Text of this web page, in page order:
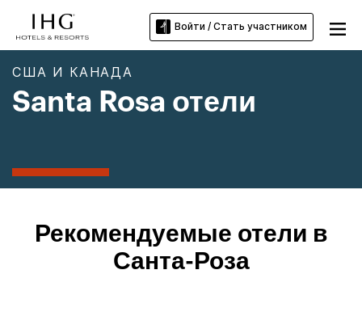
Войти / Стать участником
США И КАНАДА
Santa Rosa отели
Рекомендуемые отели в
Санта-Роза